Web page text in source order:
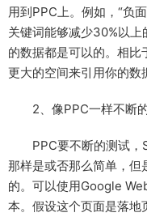
用到PPC上。例如，“负
关键词能够减少30%以
的数据都是可以的。相比
更大的空间来引用你的数
2、像PPC一样不断
PPC要不断的测试，
那样是或否那么简单，但
的。可以使用Google
本。假设这个页面是落地